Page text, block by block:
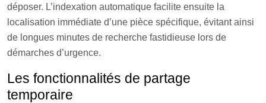
déposer. L’indexation automatique facilite ensuite la
localisation immédiate d’une pièce spécifique, évitant ainsi
de longues minutes de recherche fastidieuse lors de
démarches d’urgence.
Les fonctionnalités de partage
temporaire